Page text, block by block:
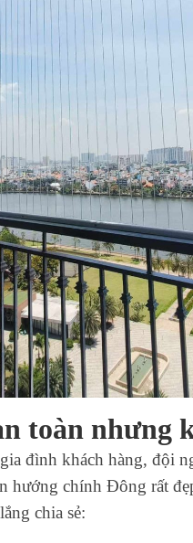
toàn nhưng
đình khách hàng, đội
hướng chính Đông rất
chia sẻ: